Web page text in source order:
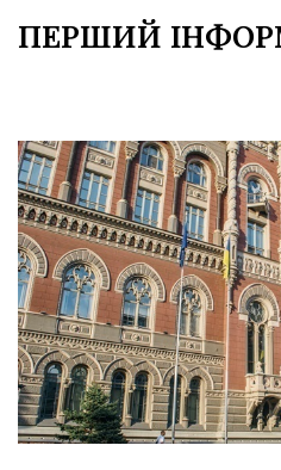
доПЕРШИЙ